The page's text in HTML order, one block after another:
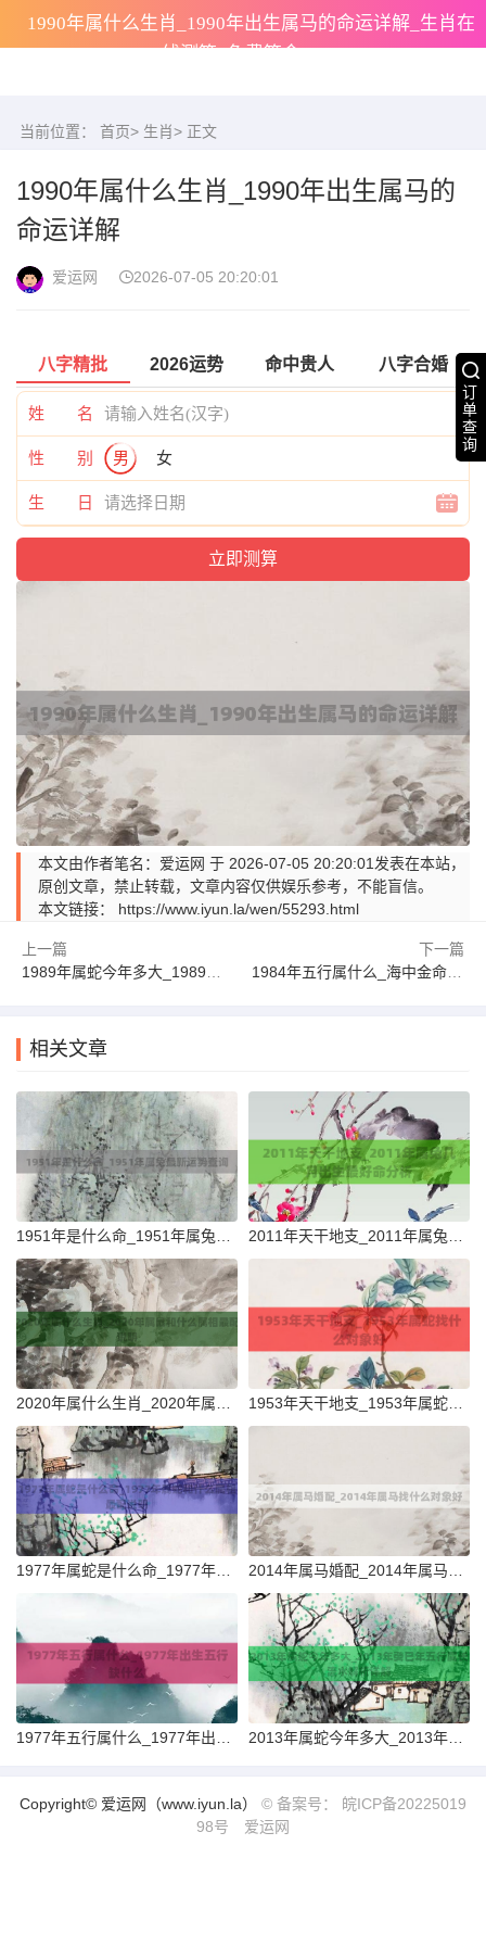
1990年属什么生肖_1990年出生属马的命运详解_生肖在
线测算_免费算命
订
单
查
询
当前位置： 首页> 生肖> 正文
1990年属什么生肖_1990年出生属马的
命运详解
爱运网 2026-07-05 20:20:01
八字精批 2026运势 命中贵人 八字合婚
姓 名
性 别 男 女
生 日
本文由作者笔名：爱运网 于 2026-07-05 20:20:01发表在本站，
原创文章，禁止转载，文章内容仅供娱乐参考，不能盲信。
本文链接： https://www.iyun.la/wen/55293.html
上一篇
1989年属蛇今年多大_1989年属蛇最新运势查询
下一篇
1984年五行属什么_海中金命人的性格与运势大全
相关文章
Copyright© 爱运网（www.iyun.la） © 备案号： 皖ICP备20225019
98号
爱运网